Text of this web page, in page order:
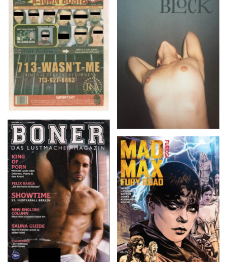
A-TOWN BUSTED –
8/15/16–9/1/16
BONER – OKTOBER
2013 | 3. AUSGABE
MAD MAX: FURY
ROAD: FURIOSA # 1,
Aug ’15